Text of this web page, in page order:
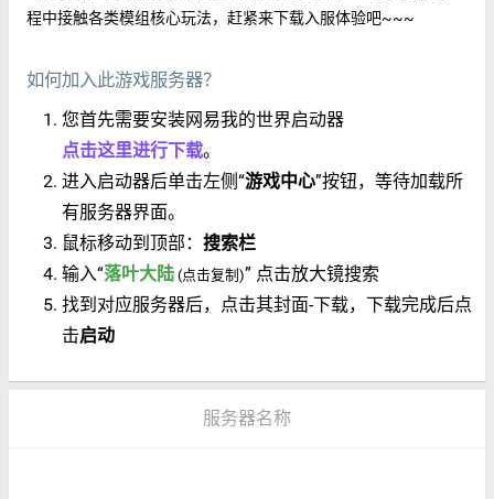
程中接触各类模组核心玩法，赶紧来下载入服体验吧~~~
如何加入此游戏服务器？
您首先需要安装网易我的世界启动器
点击这里进行下载。
进入启动器后单击左侧“游戏中心”按钮，等待加载所
有服务器界面。
鼠标移动到顶部： 搜索栏
输入“落叶大陆 (点击复制)” 点击放大镜搜索
找到对应服务器后，点击其封面-下载，下载完成后点
击启动
服务器名称